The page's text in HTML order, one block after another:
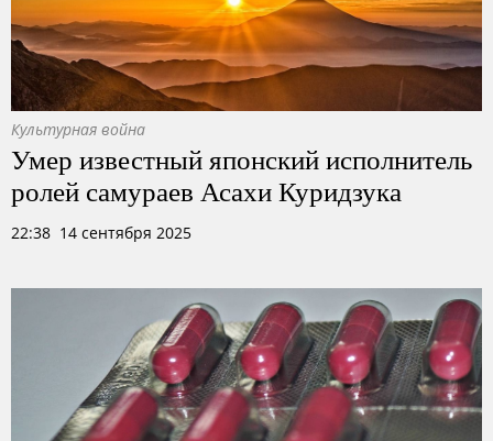
Культурная война
Умер известный японский исполнитель
ролей самураев Асахи Куридзука
22:38 14 сентября 2025